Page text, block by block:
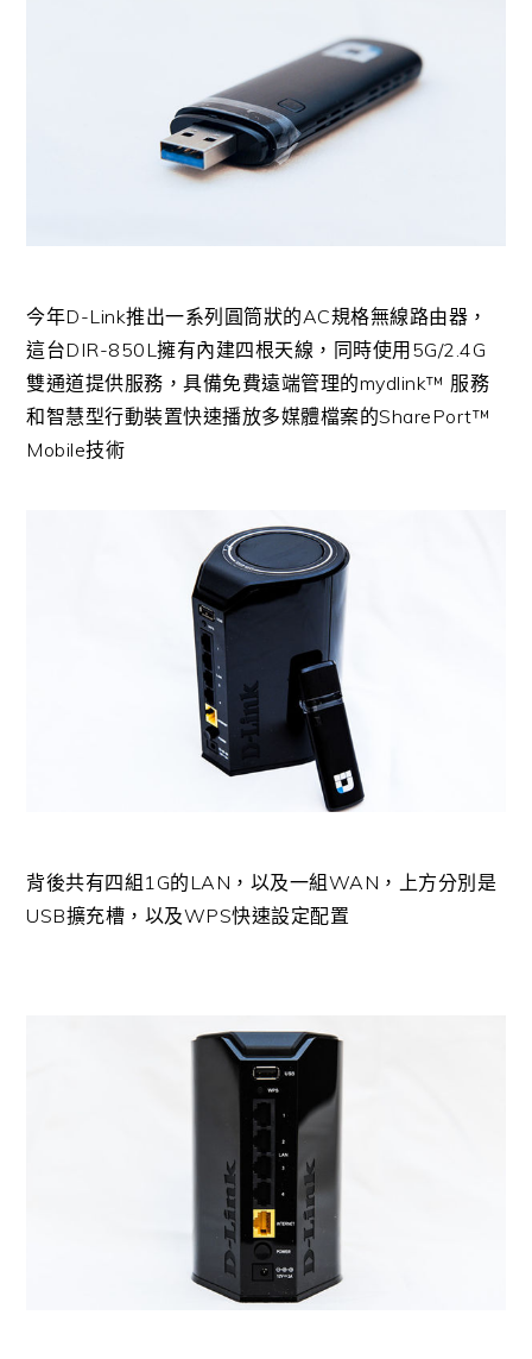
今年D-Link推出一系列圓筒狀的AC規格無線路由器，
這台DIR-850L擁有內建四根天線，同時使用5G/2.4G
雙通道提供服務，具備免費遠端管理的mydlink™ 服務
和智慧型行動裝置快速播放多媒體檔案的SharePort™
Mobile技術
背後共有四組1G的LAN，以及一組WAN，上方分別是
USB擴充槽，以及WPS快速設定配置